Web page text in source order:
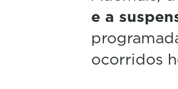
e a
ocorridos